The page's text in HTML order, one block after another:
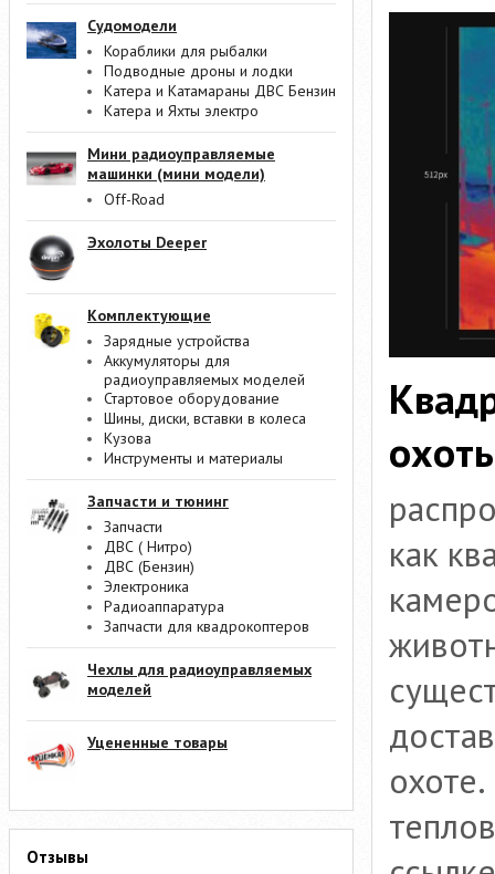
Судомодели
Кораблики для рыбалки
Подводные дроны и лодки
Катера и Катамараны ДВС Бензин
Катера и Яхты электро
Мини радиоуправляемые
машинки (мини модели)
Off-Road
Эхолоты Deeper
Комплектующие
Зарядные устройства
Аккумуляторы для
радиоуправляемых моделей
Стартовое оборудование
Шины, диски, вставки в колеса
Кузова
Инструменты и материалы
Запчасти и тюнинг
Запчасти
ДВС ( Нитро)
ДВС (Бензин)
Электроника
Радиоаппаратура
Запчасти для квадрокоптеров
Чехлы для радиоуправляемых
моделей
Уцененные товары
Отзывы
как